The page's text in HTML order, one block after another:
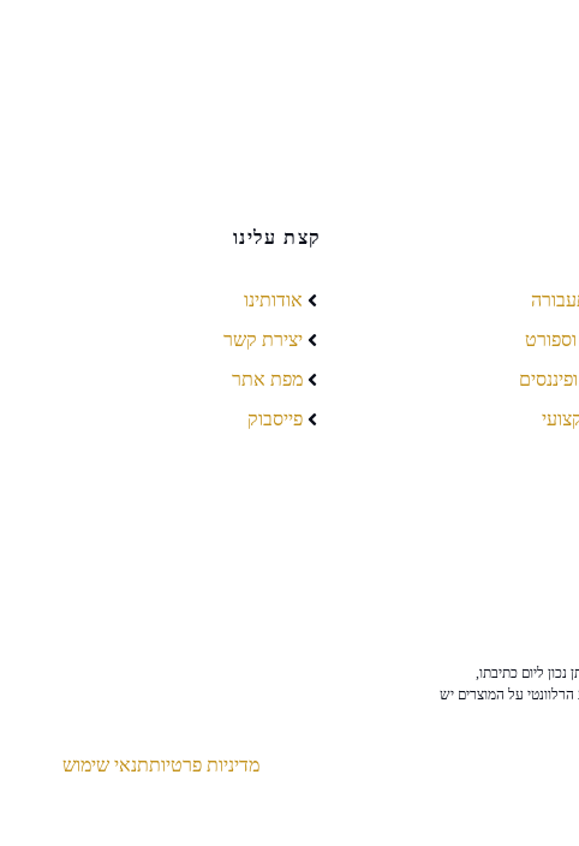
קצת עלינו
אודותינו
יצירת קשר
מפת אתר
פייסבוק
ליום כתיבתו,
על המוצרים יש
מדיניות פרטיותתנאי שימוש